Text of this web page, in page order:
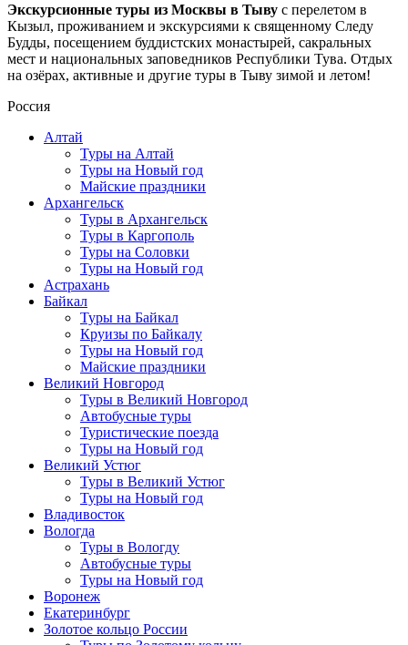
Экскурсионные туры из Москвы в Тыву с перелетом в
Кызыл, проживанием и экскурсиями к священному Следу
Будды, посещением буддистских монастырей, сакральных
мест и национальных заповедников Республики Тува. Отдых
на озёрах, активные и другие туры в Тыву зимой и летом!
Россия
Алтай
Туры на Алтай
Туры на Новый год
Майские праздники
Архангельск
Туры в Архангельск
Туры в Каргополь
Туры на Соловки
Туры на Новый год
Астрахань
Байкал
Туры на Байкал
Круизы по Байкалу
Туры на Новый год
Майские праздники
Великий Новгород
Туры в Великий Новгород
Автобусные туры
Туристические поезда
Туры на Новый год
Великий Устюг
Туры в Великий Устюг
Туры на Новый год
Владивосток
Вологда
Туры в Вологду
Автобусные туры
Туры на Новый год
Воронеж
Екатеринбург
Золотое кольцо России